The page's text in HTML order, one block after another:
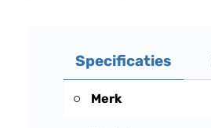
Specificaties
Merk